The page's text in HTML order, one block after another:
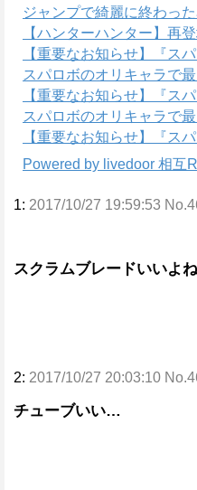
ジャンプで綺麗に終わっ
【ハンターハンター】再
【重要なお知らせ】『ス
スパロボのオリキャラで
【重要なお知らせ】『ス
スパロボのオリキャラで
【重要なお知らせ】『ス
Powered by livedoor 相互
1: 2017/10/27 19:59:53
スクラムブレードいいよ
2: 2017/10/27 20:03:10
チューブいい…